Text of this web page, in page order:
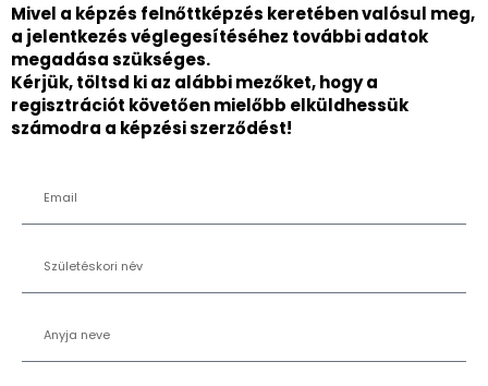
Mivel a képzés felnőttképzés keretében valósul meg,
a jelentkezés véglegesítéséhez további adatok
megadása szükséges.
Kérjük, töltsd ki az alábbi mezőket, hogy a
regisztrációt követően mielőbb elküldhessük
számodra a képzési szerződést!